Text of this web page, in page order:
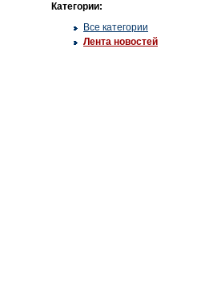
Категории:
Все категории
Лента новостей